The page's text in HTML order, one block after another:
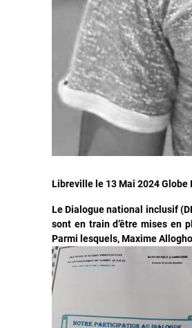
Libreville le 13 Mai 2024 Globe
Le Dialogue national inclusif
sont en train d’être mises en
Parmi lesquels, Maxime